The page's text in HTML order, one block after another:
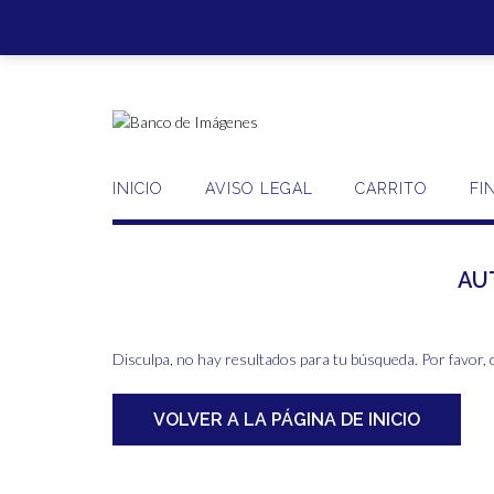
contenido
INICIO AVISO LEGAL CARRITO
Disculpa, no hay resultados para tu búsqueda. Por favor,
VOLVER A LA PÁGINA DE INICIO